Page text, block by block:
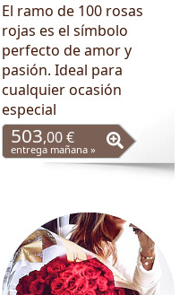
El ramo de 100 rosas
rojas es el símbolo
perfecto de amor y
pasión. Ideal para
cualquier ocasión
especial
503,00 €
entrega mañana »